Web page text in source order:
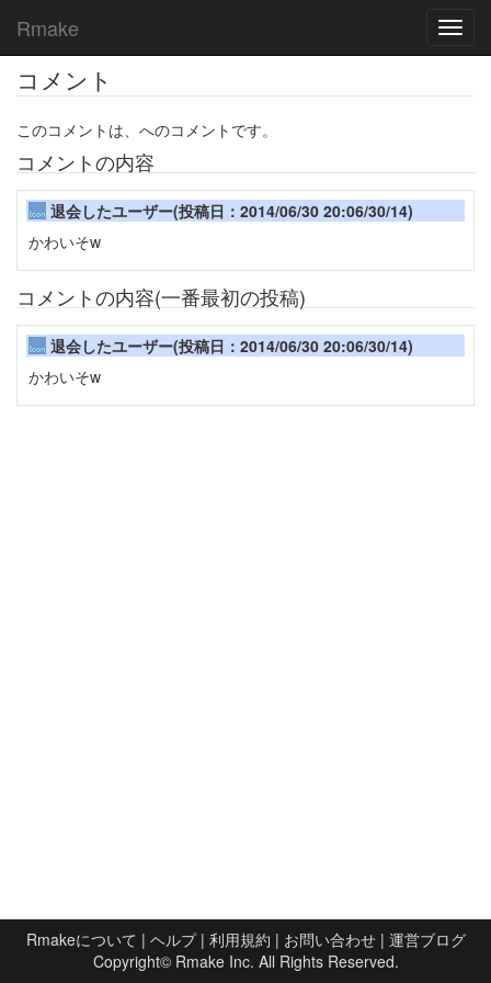
Rmake
コメント
このコメントは、へのコメントです。
コメントの内容
退会したユーザー(投稿日：2014/06/30 20:06/30/14)
かわいそw
コメントの内容(一番最初の投稿)
退会したユーザー(投稿日：2014/06/30 20:06/30/14)
かわいそw
Rmakeについて | ヘルプ| 利用規約 | お問い合わせ| 運営ブログ
Copyright© Rmake Inc. All Rights Reserved.